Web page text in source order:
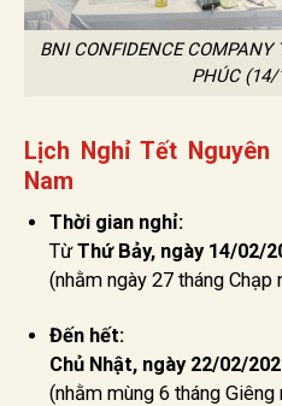
BNI CONFIDENCE
PHÚC
Lịch Nghỉ Tết
Nam
Thời gian nghỉ:
TừThứ Bảy, ngày 14/02/
(nhằm ngày 27 tháng
Đến hết:
Chủ Nhật, ngày 22/02/
(nhằm mùng 6 tháng